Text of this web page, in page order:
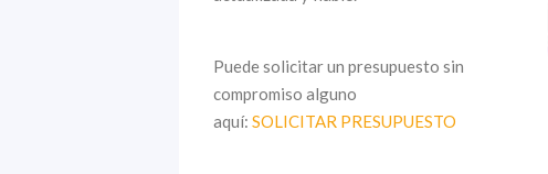
Puede solicitar un presupuesto sin
compromiso alguno
aquí: SOLICITAR PRESUPUESTO